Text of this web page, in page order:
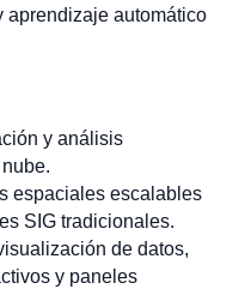
aprendizaje automático
y análisis
espaciales escalables
SIG tradicionales.
de datos,
y paneles